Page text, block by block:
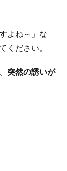
よね～」な
ください。
突然の誘いが